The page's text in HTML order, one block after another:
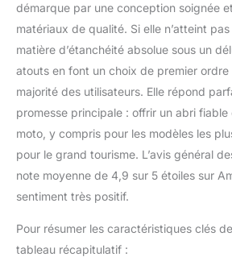
démarque par une conception soignée
matériaux de qualité. Si elle n’atteint
matière d’étanchéité absolue sous un
atouts en font un choix de premier
majorité des utilisateurs. Elle répond
promesse principale : offrir un abri
moto, y compris pour les modèles les
pour le grand tourisme. L’avis général
note moyenne de 4,9 sur 5 étoiles sur
sentiment très positif.
Pour résumer les caractéristiques clés
tableau récapitulatif :